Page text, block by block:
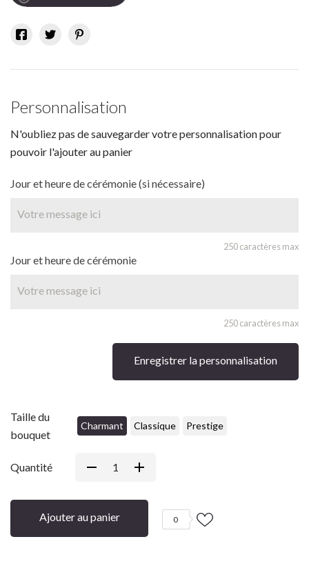
Personnalisation
N'oubliez pas de sauvegarder votre personnalisation pour
pouvoir l'ajouter au panier
Jour et heure de cérémonie (si nécessaire)
250 caractères max
Jour et heure de cérémonie
250 caractères max
Enregistrer la personnalisation
Taille du
bouquet
Charmant Classique Prestige
Quantité
Ajouter au panier 0